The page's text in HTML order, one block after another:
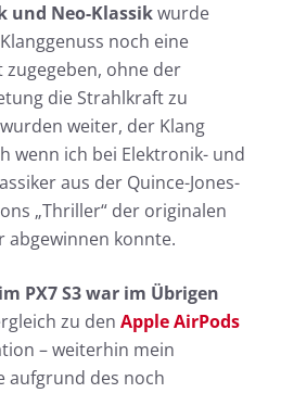
und Neo-Klassikwurde
noch eine
zugegeben, ohne der
die Strahlkraft zu
weiter, der Klang
wenn ich bei Elektronik- und
aus der Quince-Jones-
„Thriller“ der originalen
abgewinnen konnte.
PX7 S3 war im Übrigen
zu den Apple AirPods
– weiterhin mein
aufgrund des noch